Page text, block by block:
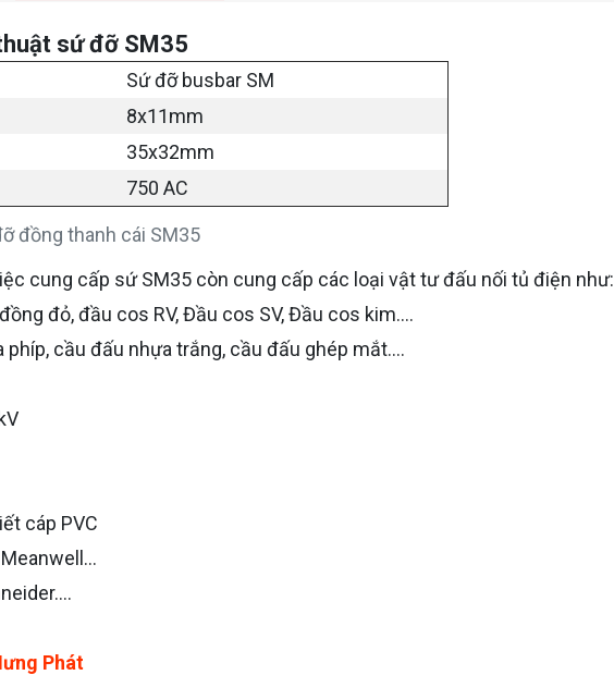
sứ đỡ SM35
đồng thanh cái SM35
Sứ đỡ busbar SM
8x11mm
35x32mm
750 AC
cung cấp sứ SM35 còn cung cấp các loại vật tư đấu nối tủ điện như:
đỏ, đầu cos RV, Đầu cos SV, Đầu cos kim....
cầu đấu nhựa trắng, cầu đấu ghép mắt....
cáp PVC
Phát